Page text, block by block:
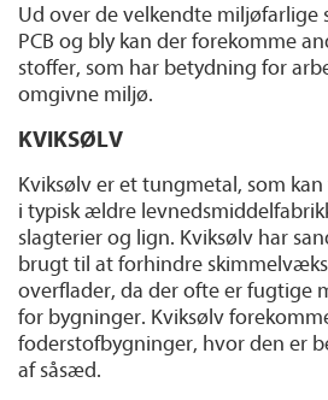
Ud over de velkendte miljøfarlige
PCB og bly kan der forekomme
stoffer, som har betydning for
omgivne miljø.
KVIKSØLV
Kviksølv er et tungmetal, som
i typisk ældre
slagterier og lign. Kviksølv har
brugt til at forhindre
overflader, da der ofte er fugtige
for bygninger. Kviksølv
foderstofbygninger, hvor den er
af såsæd.